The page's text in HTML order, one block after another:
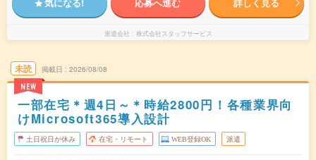
派遣会社 株式会社スタッフサービス
未読
NEW
掲載日 2026/08/08
一部在宅＊週4日～＊時給2800円！各種業界向
けMicrosoft365導入設計
土日祝日が休み 在宅・リモート WEB登録OK 派遣